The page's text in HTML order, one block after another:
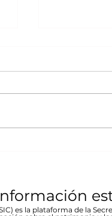
es la plataforma de la